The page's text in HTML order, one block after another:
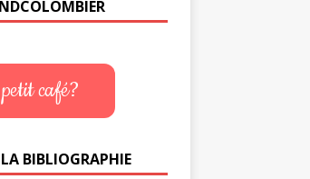
café?
BIBLIOGRAPHIE